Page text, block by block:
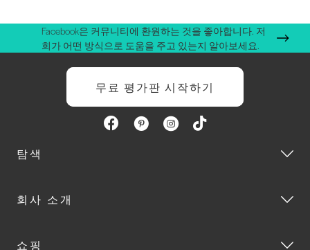
Facebook은 커뮤니티에 환원하는 것을 좋아합니다. 저
희가 어떤 방식으로 도움을 주고 있는지 알아보세요.
무료 평가판 시작하기
탐색
회사 소개
쇼핑